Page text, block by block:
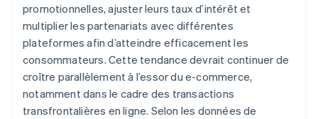
promotionnelles, ajuster leurs taux d’intérêt et
multiplier les partenariats avec différentes
plateformes afin d’atteindre efficacement les
consommateurs. Cette tendance devrait continuer de
croître parallèlement à l’essor du e-commerce,
notamment dans le cadre des transactions
transfrontalières en ligne. Selon les données de